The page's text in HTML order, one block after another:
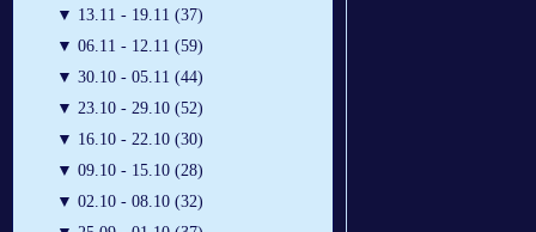
▼ 13.11 - 19.11 (37)
▼ 06.11 - 12.11 (59)
▼ 30.10 - 05.11 (44)
▼ 23.10 - 29.10 (52)
▼ 16.10 - 22.10 (30)
▼ 09.10 - 15.10 (28)
▼ 02.10 - 08.10 (32)